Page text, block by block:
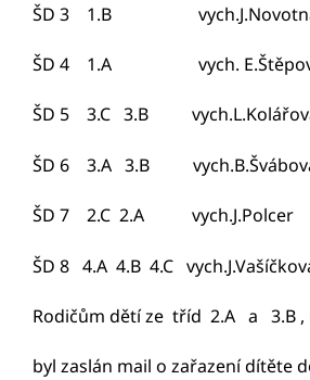
ŠD 3 1.B
ŠD 4 1.A vych.
ŠD 5 3.C 3.B
ŠD 6 3.A 3.B
ŠD 7 2.C 2.A
ŠD 8 4.A 4.B 4.C
Rodičům dětí ze tříd 2.A a 3.B ,
byl zaslán mail o zařazení dítěte